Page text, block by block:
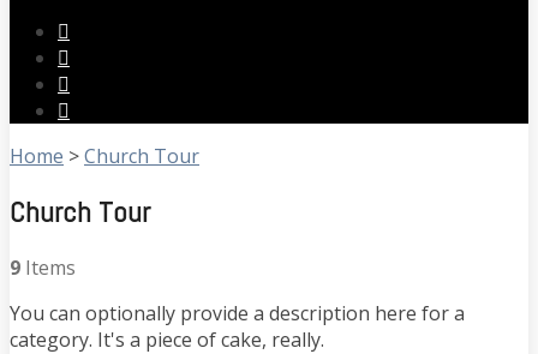
Home >Church Tour
Church Tour
9 Items
You can optionally provide a description here for a
category. It's a piece of cake, really.